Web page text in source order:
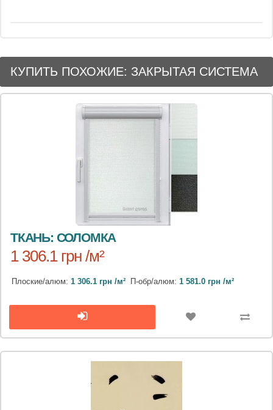
КУПИТЬ ПОХОЖИЕ: ЗАКРЫТАЯ СИСТЕМА
ТКАНЬ: СОЛОМКА
1 306.1 грн /м²
Плоские/алюм: 1 306.1 грн /м² П-обр/алюм: 1 581.0 грн /м²